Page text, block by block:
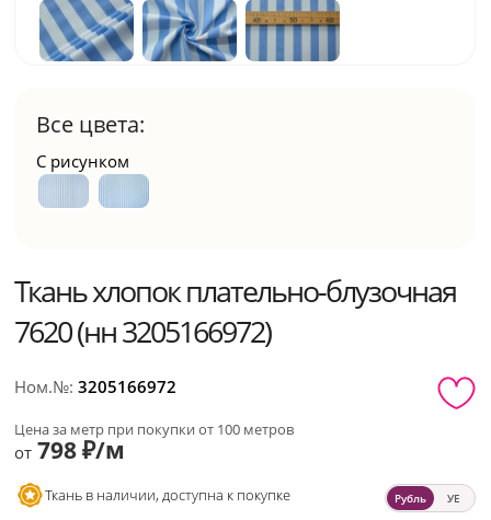
Все цвета:
С рисунком
Ткань хлопок плательно-блузочная
7620 (нн 3205166972)
Ном.№:3205166972
Цена за метр при покупки от 100 метров
от 798 ₽/м
Ткань в наличии, доступна к покупке Рубль УЕ